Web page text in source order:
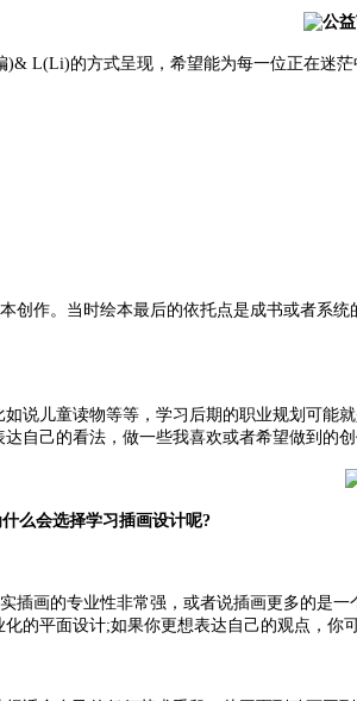
L(Li)的方式呈现，希望能为每一位正在迷茫
创作。当时绘本最后的依托点是成书或者系
说儿童读物等等，学习后期的职业规划可
自己的看法，做一些我喜欢或者希望做到的创
么会选择学习插画设计呢?
插画的专业性非常强，或者说插画更多的是
的平面设计;如果你更想表达自己的观点，你